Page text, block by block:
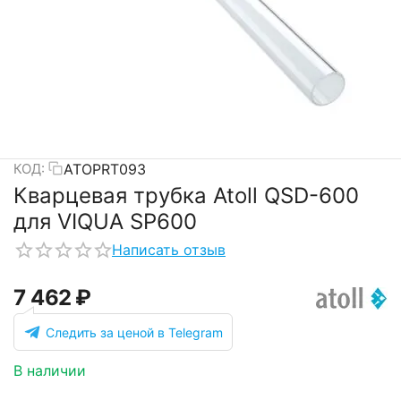
КОД: ATOPRT093
Кварцевая трубка Atoll QSD-600
для VIQUA SP600
Написать отзыв
7 462 ₽
Следить за ценой в Telegram
В наличии